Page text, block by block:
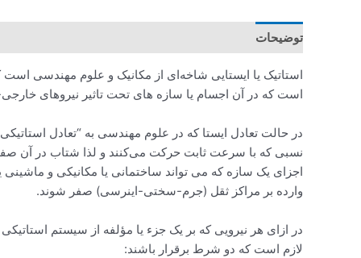
توضیحات
استاتیک یا ایستایی‌ شاخه‌ای از مکانیک و علوم مهندسی است
است که در آن اجسام یا سازه های تحت تاثیر نیروهای
در حالت تعادل ایستا که در علوم مهندسی به “تعادل
نسبی که با سرعت ثابت حرکت می‌کنند و لذا شتاب در آن
اجزای یک سازه که می تواند ساختمانی یا مکانیکی و ماشینی
وارده بر مراکز ثقل (جرم-سختی-اینرسی) صفر شوند.
در ازای هر نیرویی که بر یک جزء یا مؤلفه از سیستم
لازم است که دو شرط برقرار باشند: